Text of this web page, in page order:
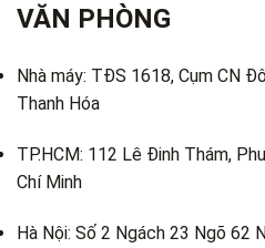
VĂN PHÒNG
Nhà máy: TĐS 1618, Cụm CN
Thanh Hóa
TP.HCM: 112 Lê Đinh Thám,
Chí Minh
Hà Nội: Số 2 Ngách 23 Ngõ 62